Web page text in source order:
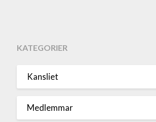
KATEGORIER
Kansliet
Medlemmar